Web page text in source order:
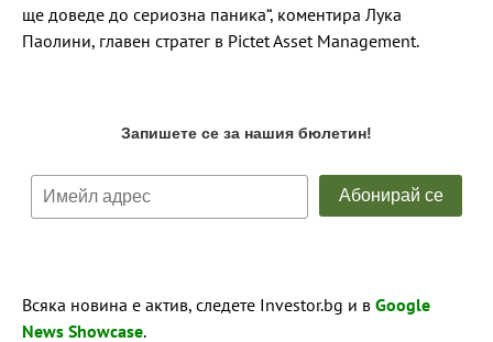
ще доведе до сериозна паника“, коментира Лука
Паолини, главен стратег в Pictet Asset Management.
Всяка новина е актив, следете Investor.bg и в Google
News Showcase.